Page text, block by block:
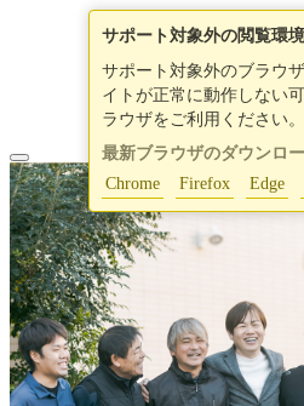
サポート対象外の閲覧環
サポート対象外のブラウ
イトが正常に動作しない
ラウザをご利用ください。
最新ブラウザのダウンロ
Chrome
Firefox Edge